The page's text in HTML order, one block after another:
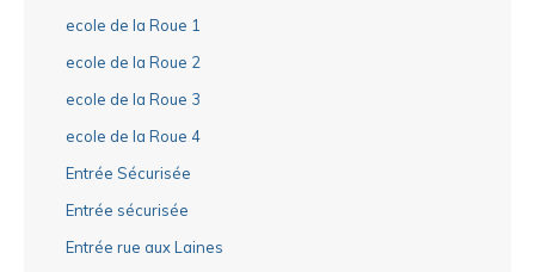
ecole de la Roue 1
ecole de la Roue 2
ecole de la Roue 3
ecole de la Roue 4
Entrée Sécurisée
Entrée sécurisée
Entrée rue aux Laines